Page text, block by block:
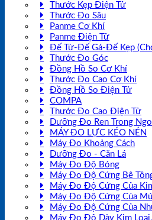
Thước Kẹp Điện Tử
Thước Đo Sâu
Panme Cơ Khí
Panme Điện Tử
Đế Từ-Đế Gá-Đế Kẹp
Thước Đo Góc
Đồng Hồ So Cơ Khí
Thước Đo Cao Cơ Khí
Đồng Hồ So Điện Tử
COMPA
Thước Đo Cao Điện Tử
Dưỡng Đo Ren Trong
MÁY ĐO LỰC KÉO NÉN
Máy Đo Khoảng Cách
Dưỡng Đo - Căn Lá
Máy Đo Độ Bóng
Máy Đo Độ Cứng Bê
Máy Đo Độ Cứng Của
Máy Đo Độ Cứng Của
Máy Đo Độ Cứng Của
Máy Đo Độ Dày Kim